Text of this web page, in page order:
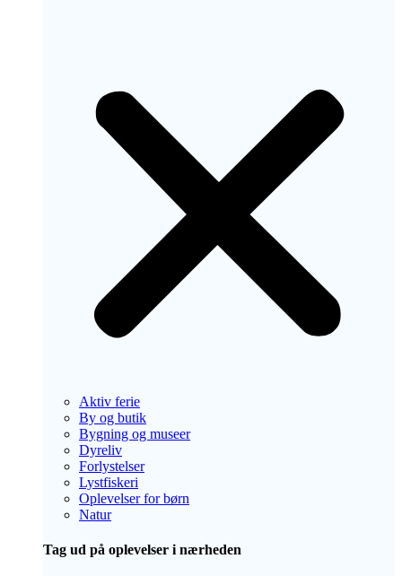
Aktiv ferie
By og butik
Bygning og museer
Dyreliv
Forlystelser
Lystfiskeri
Oplevelser for børn
Natur
Tag ud på oplevelser i nærheden